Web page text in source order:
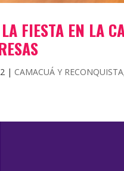
FIESTA EN LA
| CAMACUÁ Y RECONQUISTA